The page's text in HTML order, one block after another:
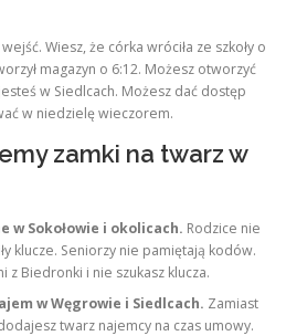
Wiesz, że córka wróciła ze szkoły o
magazyn o 6:12. Możesz otworzyć
w Siedlcach. Możesz dać dostęp
w niedzielę wieczorem.
zamki na twarz w
w Sokołowie i okolicach. Rodzice nie
klucze. Seniorzy nie pamiętają kodów.
z Biedronki i nie szukasz klucza.
w Węgrowie i Siedlcach. Zamiast
twarz najemcy na czas umowy.